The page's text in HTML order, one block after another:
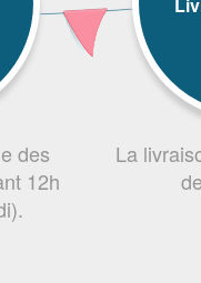
des
12h
La